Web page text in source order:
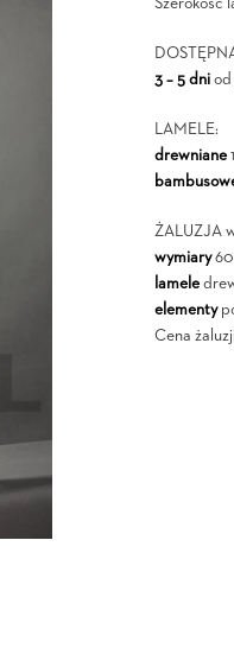
Szerokość
3 – 5 dni od
LAMELE:
drewniane
ŻALUZJA
wymiary60
lamele
elementy
Cena